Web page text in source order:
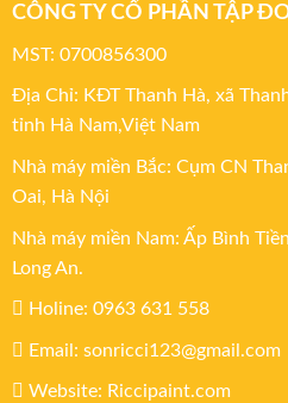
CÔNG TY CỔ PHẦN TẬP
MST: 0700856300
Địa Chỉ: KĐT Thanh Hà, xã
tỉnh Hà Nam,Việt Nam
Nhà máy miền Bắc: Cụm CN
Oai, Hà Nội
Nhà máy miền Nam: Ấp Bình
Long An.
Holine: 0963 631 558
Email: sonricci123@gmail.com
Website: Riccipaint.com